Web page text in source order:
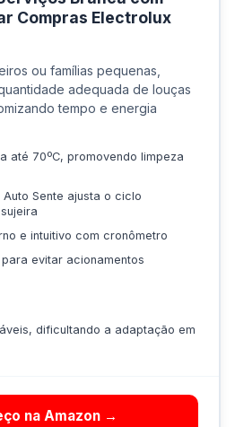
Compras Electrolux
ou famílias pequenas,
adequada de louças
tempo e energia
até 70ºC, promovendo limpeza
Sente ajusta o ciclo
e intuitivo com cronômetro
evitar acionamentos
dificultando a adaptação em
na Amazon →